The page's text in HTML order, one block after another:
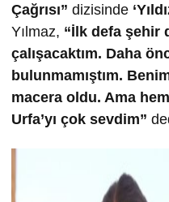
Çağrısı” dizisinde
Yılmaz, “İlk defa şehir
çalışacaktım. Daha
bulunmamıştım.
macera oldu. Ama
Urfa’yı çok sevdim”